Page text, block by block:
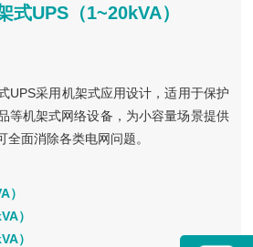
式UPS（1~20kVA）
UPS采用机架式应用设计，适用于保护
等机架式网络设备，为小容量场景提供
面消除各类电网问题。
）
）
）